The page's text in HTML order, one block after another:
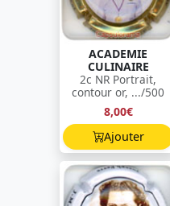
ACADEMIE
CULINAIRE
2c NR Portrait,
contour or, .../500
8,00€
Ajouter